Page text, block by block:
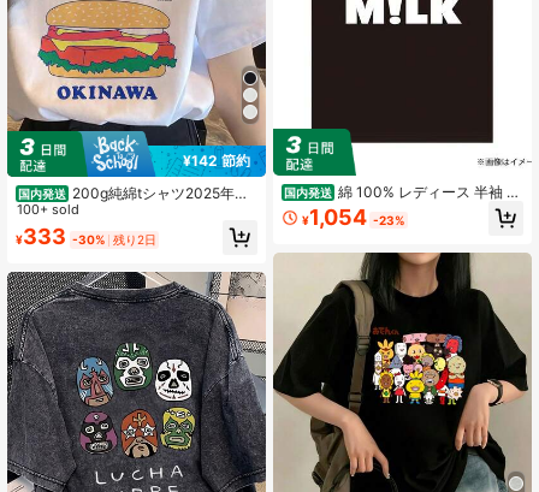
¥142 節約
国内発送 200g純綿tシャツ2025年夏
レディース新品半袖純綿少女柄プリ
ント半袖丸首カップルが着る丸首レ
ディーストップス
100+ sold
¥333 -30% 残り2日
国内発送 綿 100% レディース 半袖 T
シャツ I LOVE MILK プリント シンプ
ルカラーカジュアル
¥1,054 -23%